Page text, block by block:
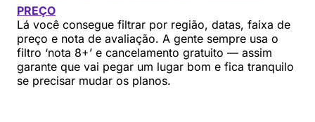
PREÇO
Lá você consegue filtrar por região, datas, faixa de
preço e nota de avaliação. A gente sempre usa o
filtro ‘nota 8+’ e cancelamento gratuito — assim
garante que vai pegar um lugar bom e fica tranquilo
se precisar mudar os planos.